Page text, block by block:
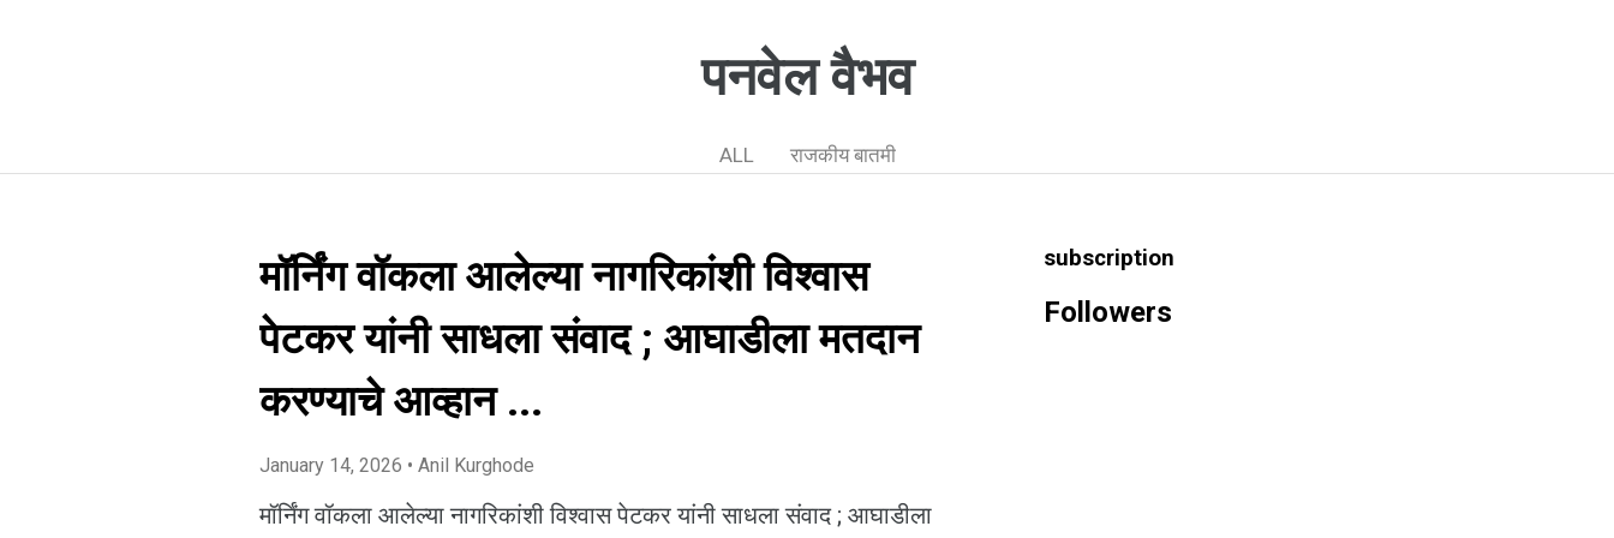
पनवेल वैभव
ALL राजकीय बातमी
मॉर्निंग वॉकला आलेल्या नागरिकांशी विश्वास
पेटकर यांनी साधला संवाद ; आघाडीला मतदान
करण्याचे आव्हान ...
January 14, 2026 • Anil Kurghode
मॉर्निंग वॉकला आलेल्या नागरिकांशी विश्वास पेटकर यांनी साधला संवाद ; आघाडीला
subscription
Followers